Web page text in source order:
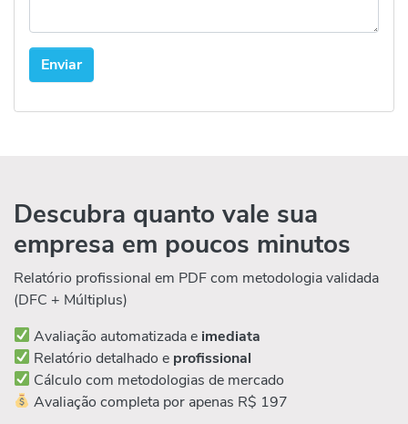
Descubra quanto vale sua
empresa em poucos minutos
Relatório profissional em PDF com metodologia validada
(DFC + Múltiplus)
Avaliação automatizada e imediata
Relatório detalhado e profissional
Cálculo com metodologias de mercado
Avaliação completa por apenas R$ 197